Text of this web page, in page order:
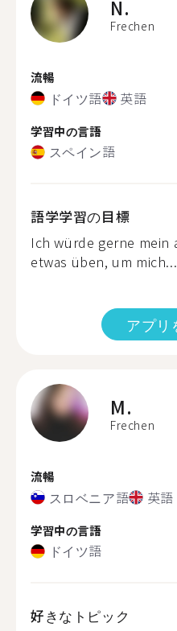
N.
Frechen
流暢
ドイツ語 英語
学習中の言語
スペイン語
語学学習の目標
Ich würde gerne mein
etwas üben, um mich...
アプリ
M.
Frechen
流暢
スロベニア語 英語
学習中の言語
ドイツ語
好きなトピック